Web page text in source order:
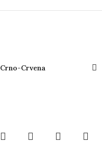
Crno-Crvena